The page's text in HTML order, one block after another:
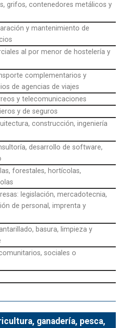
grifos, contenedores metálicos y
y mantenimiento de
al por menor de hostelería y
complementarios y
de agencias de viajes
y telecomunicaciones
y de seguros
construcción, ingeniería
desarrollo de software,
forestales, hortícolas,
legislación, mercadotecnia,
de personal, imprenta y
basura, limpieza y
sociales o
ganadería, pesca,